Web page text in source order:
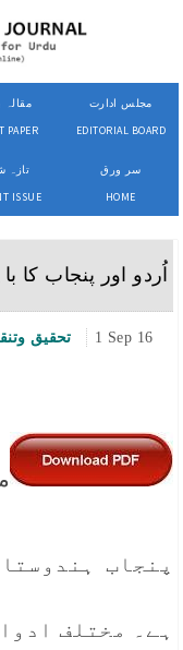
مقالہ
PAPER
مجلس ادارت
EDITORIAL BOARD
تازہ
ISSUE
سر ورق
HOME
اُردو اور پنجاب
تحقیق 1 Sep 16
پنجاب
ہے۔ مختلف